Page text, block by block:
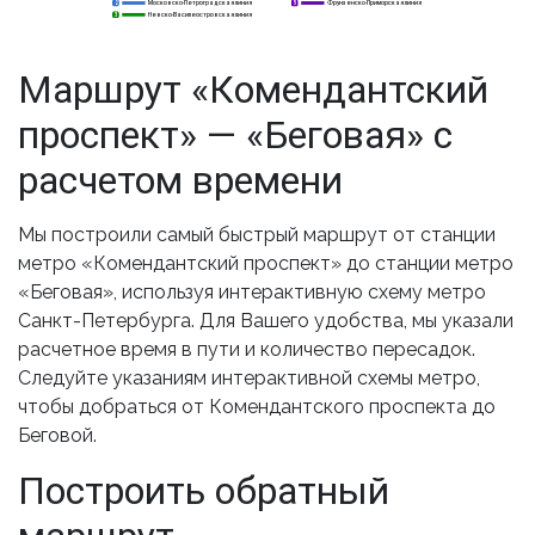
Невско-Василеостровская линия
2
3
5
2
3
Маршрут «Комендантский
проспект» — «Беговая» с
расчетом времени
Мы построили самый быстрый маршрут от станции
метро «Комендантский проспект» до станции метро
«Беговая», используя интерактивную схему метро
Санкт-Петербурга. Для Вашего удобства, мы указали
расчетное время в пути и количество пересадок.
Следуйте указаниям интерактивной схемы метро,
чтобы добраться от Комендантского проспекта до
Беговой.
Построить обратный